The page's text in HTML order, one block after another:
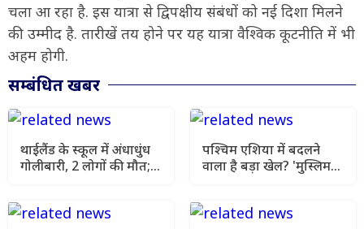
चला आ रहा है. इस यात्रा से द्विपक्षीय संबंधों को नई दिशा मिलने
की उम्मीद है. तारीखें तय होने पर यह यात्रा वैश्विक कूटनीति में भी
अहम होगी.
सम्बंधित खबर
थाईलैंड के स्कूल में अंधाधुंध
गोलीबारी, 2 लोगों की मौत;
पश्चिम एशिया में बदलने
वाला है बड़ा खेल? 'मुस्लिम